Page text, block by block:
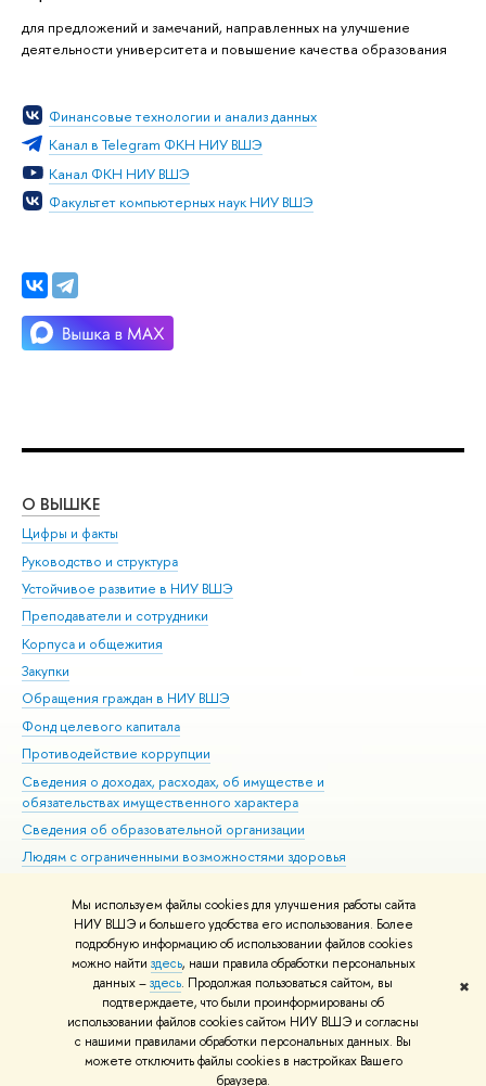
Мы используем файлы cookies для улучшения работы сайта
НИУ ВШЭ и большего удобства его использования. Более
подробную информацию об использовании файлов cookies
можно найти здесь, наши правила обработки персональных
данных –здесь. Продолжая пользоваться сайтом, вы
подтверждаете, что были проинформированы об
использовании файлов cookies сайтом НИУ ВШЭ и согласны
с нашими правилами обработки персональных данных. Вы
можете отключить файлы cookies в настройках Вашего
браузера.
✖
для предложений и замечаний, направленных на улучшение
деятельности университета и повышение качества образования
Финансовые технологии и анализ данных
Канал в Telegram ФКН НИУ ВШЭ
Канал ФКН НИУ ВШЭ
Факультет компьютерных наук НИУ ВШЭ
О ВЫШКЕ
Цифры и факты
Руководство и структура
Устойчивое развитие в НИУ ВШЭ
Преподаватели и сотрудники
Корпуса и общежития
Закупки
Обращения граждан в НИУ ВШЭ
Фонд целевого капитала
Противодействие коррупции
Сведения о доходах, расходах, об имуществе и
обязательствах имущественного характера
Сведения об образовательной организации
Людям с ограниченными возможностями здоровья
Работа в Вышке
© НИУ ВШЭ 1993–2026 Адреса и контакты Условия использования
материалов Политика конфиденциальности Карта сайта
Шрифты HSE Sans и HSE Slab разработаны вШколе дизайна НИУ ВШЭ